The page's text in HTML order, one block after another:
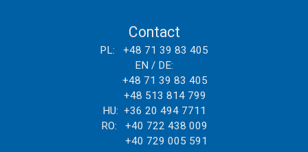
Contact
PL: +48 71 39 83 405
EN / DE:
+48 71 39 83 405
+48 513 814 799
HU: +36 20 494 7711
RO: +40 722 438 009
+40 729 005 591